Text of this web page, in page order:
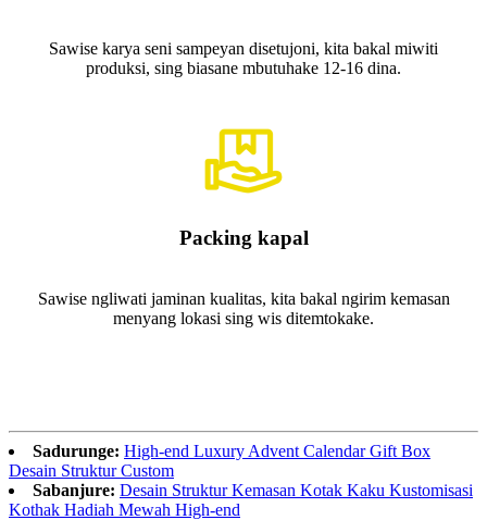
Sawise karya seni sampeyan disetujoni, kita bakal miwiti
produksi, sing biasane mbutuhake 12-16 dina.
Packing kapal
Sawise ngliwati jaminan kualitas, kita bakal ngirim kemasan
menyang lokasi sing wis ditemtokake.
Sadurunge: High-end Luxury Advent Calendar Gift Box
Desain Struktur Custom
Sabanjure: Desain Struktur Kemasan Kotak Kaku Kustomisasi
Kothak Hadiah Mewah High-end